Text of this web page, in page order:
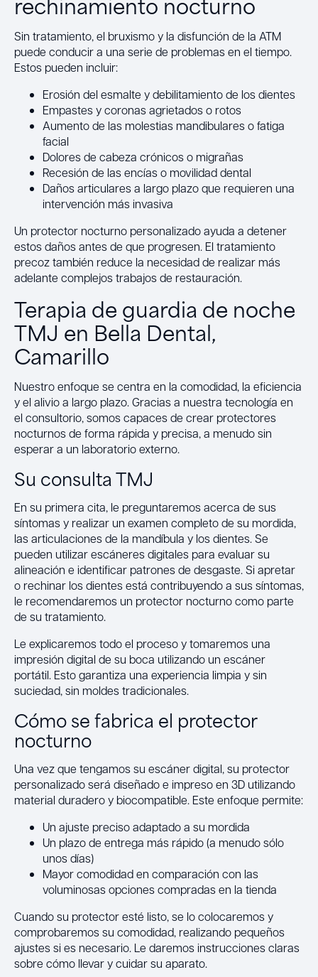
Sin tratamiento, el bruxismo y la disfunción de la ATM
puede conducir a una serie de problemas en el tiempo.
Estos pueden incluir:
Erosión del esmalte y debilitamiento de los dientes
Empastes y coronas agrietados o rotos
Aumento de las molestias mandibulares o fatiga
facial
Dolores de cabeza crónicos o migrañas
Recesión de las encías o movilidad dental
Daños articulares a largo plazo que requieren una
intervención más invasiva
Un protector nocturno personalizado ayuda a detener
estos daños antes de que progresen. El tratamiento
precoz también reduce la necesidad de realizar más
adelante complejos trabajos de restauración.
Terapia de guardia de noche
TMJ en Bella Dental,
Camarillo
Nuestro enfoque se centra en la comodidad, la eficiencia
y el alivio a largo plazo. Gracias a nuestra tecnología en
el consultorio, somos capaces de crear protectores
nocturnos de forma rápida y precisa, a menudo sin
esperar a un laboratorio externo.
Su consulta TMJ
En su primera cita, le preguntaremos acerca de sus
síntomas y realizar un examen completo de su mordida,
las articulaciones de la mandíbula y los dientes. Se
pueden utilizar escáneres digitales para evaluar su
alineación e identificar patrones de desgaste. Si apretar
o rechinar los dientes está contribuyendo a sus síntomas,
le recomendaremos un protector nocturno como parte
de su tratamiento.
Le explicaremos todo el proceso y tomaremos una
impresión digital de su boca utilizando un escáner
portátil. Esto garantiza una experiencia limpia y sin
suciedad, sin moldes tradicionales.
Cómo se fabrica el protector
nocturno
Una vez que tengamos su escáner digital, su protector
personalizado será diseñado e impreso en 3D utilizando
material duradero y biocompatible. Este enfoque permite:
Un ajuste preciso adaptado a su mordida
Un plazo de entrega más rápido (a menudo sólo
unos días)
Mayor comodidad en comparación con las
voluminosas opciones compradas en la tienda
Cuando su protector esté listo, se lo colocaremos y
comprobaremos su comodidad, realizando pequeños
ajustes si es necesario. Le daremos instrucciones claras
sobre cómo llevar y cuidar su aparato.